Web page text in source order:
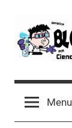
content
Blog
de
Tutoriales,Menu